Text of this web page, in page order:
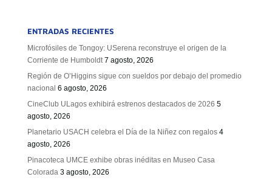
ENTRADAS RECIENTES
Microfósiles de Tongoy: USerena reconstruye el origen de la
Corriente de Humboldt 7 agosto, 2026
Región de O’Higgins sigue con sueldos por debajo del promedio
nacional 6 agosto, 2026
CineClub ULagos exhibirá estrenos destacados de 2026 5
agosto, 2026
Planetario USACH celebra el Día de la Niñez con regalos 4
agosto, 2026
Pinacoteca UMCE exhibe obras inéditas en Museo Casa
Colorada 3 agosto, 2026